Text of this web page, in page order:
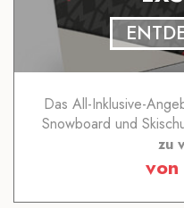
Das All-Inklusive-
Snowboard und
zu
von